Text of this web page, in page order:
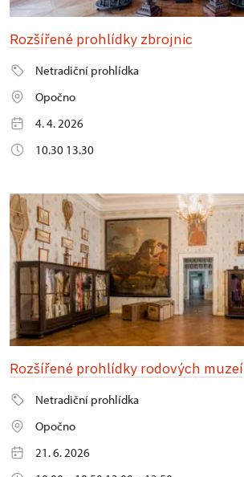
Rozšířené prohlídky zbrojnic
Netradiční prohlídka
Opočno
4. 4. 2026
10.30 13.30
Rozšířené prohlídky rodových muzeí
Netradiční prohlídka
Opočno
21. 6. 2026